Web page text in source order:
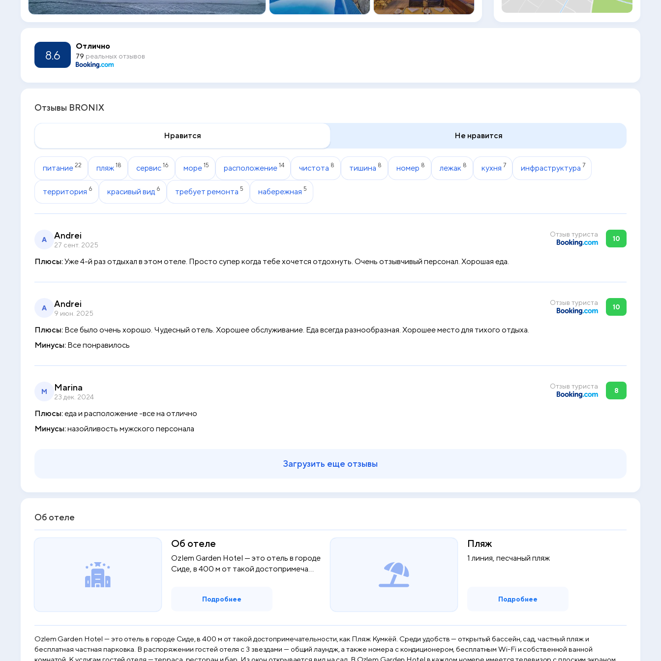
предлагается завтрак «шведский стол»
или континентальный завтрак. Гости
Hotel располагается на расстоянии 23
8.6
Отлично
79 реальных отзывов
Отзывы BRONIX
Нравится Не нравится
питание 22 пляж 18 сервис 16 море 15 расположение 14 чистота 8 тишина 8 номер 8 лежак 8 кухня 7 инфраструктура 7
территория 6 красивый вид 6 требует ремонта 5 набережная 5
A Andrei
27 сент. 2025
Отзыв туриста
10
Плюсы:Уже 4-й раз отдыхал в этом отеле. Просто супер когда тебе хочется отдохнуть. Очень отзывчивый персонал. Хорошая еда.
A Andrei
9 июн. 2025
Отзыв туриста
10
Плюсы: Все было очень хорошо. Чудесный отель. Хорошее обслуживание. Еда всегда разнообразная. Хорошее место для тихого отдыха.
Минусы: Все понравилось
M Marina
23 дек. 2024
Отзыв туриста
8
Плюсы:еда и расположение -все на отлично
Минусы:назойливость мужского персонала
Загрузить еще отзывы
Об отеле
Об отеле
Ozlem Garden Hotel — это отель в городе
Сиде, в 400 м от такой достопримеча...
Подробнее
Пляж
1 линия, песчаный пляж
Подробнее
Ozlem Garden Hotel — это отель в городе Сиде, в 400 м от такой достопримечательности, как Пляж Кумкёй. Среди удобств — открытый бассейн, сад, частный пляж и
бесплатная частная парковка. В распоряжении гостей отеля с 3 звездами — общий лаундж, а также номера с кондиционером, бесплатным Wi-Fi и собственной ванной
комнатой. К услугам гостей отеля — терраса, ресторан и бар. Из окон открывается вид на сад. В Ozlem Garden Hotel в каждом номере имеется телевизор с плоским экраном,